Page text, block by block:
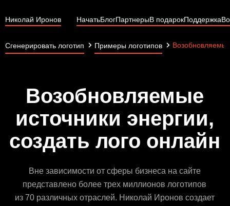
Николай Иронов НачатьБлогПартнерыВ подарокПоддержка
Сгенерировать логотип Примеры логотипов
Возобновляемые
источники энергии,
создать лого онлайн
Вне зависимости от сферы бизнеса на сайте
представлено более трех миллионов логотипов
из 70 различных отраслей. Николай Иронов создает